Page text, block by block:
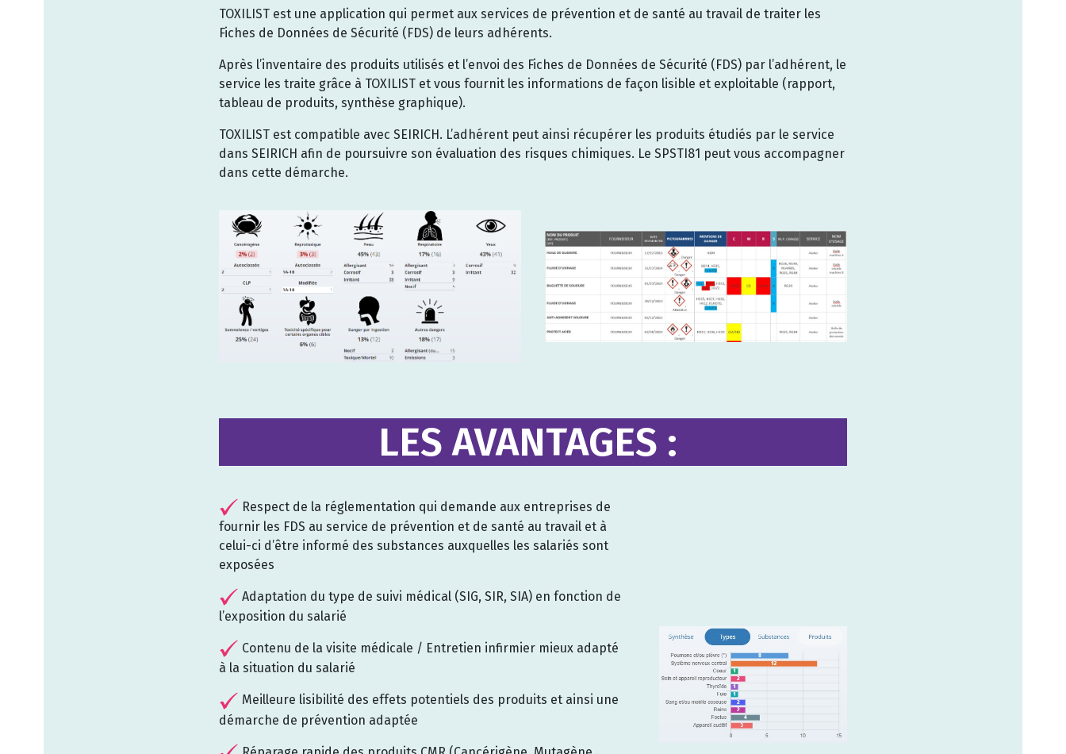
TOXILIST est une application qui permet aux services de prévention et de santé au travail de traiter les
Fiches de Données de Sécurité (FDS) de leurs adhérents.
Après l’inventaire des produits utilisés et l’envoi des Fiches de Données de Sécurité (FDS) par l’adhérent, le
service les traite grâce à TOXILIST et vous fournit les informations de façon lisible et exploitable (rapport,
tableau de produits, synthèse graphique).
TOXILIST est compatible avec SEIRICH. L’adhérent peut ainsi récupérer les produits étudiés par le service
dans SEIRICH afin de poursuivre son évaluation des risques chimiques. Le SPSTI81 peut vous accompagner
dans cette démarche.
LES AVANTAGES :
Respect de la réglementation qui demande aux entreprises de
fournir les FDS au service de prévention et de santé au travail et à
celui-ci d’être informé des substances auxquelles les salariés sont
exposées
Adaptation du type de suivi médical (SIG, SIR, SIA) en fonction de
l’exposition du salarié
Contenu de la visite médicale / Entretien infirmier mieux adapté
à la situation du salarié
Meilleure lisibilité des effets potentiels des produits et ainsi une
démarche de prévention adaptée